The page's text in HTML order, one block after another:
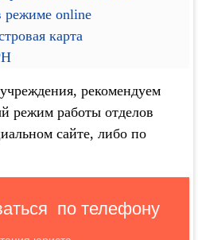
режиме online
карта
рекомендуем
режим работы отделов
сайте, либо по